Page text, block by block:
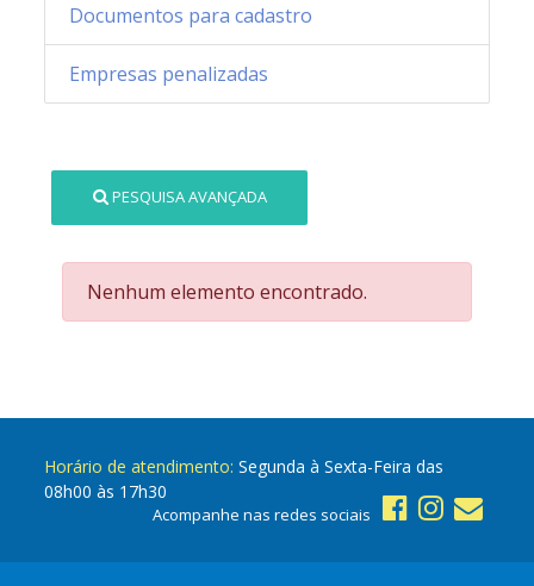
Documentos para cadastro
Empresas penalizadas
PESQUISA AVANÇADA
Nenhum elemento encontrado.
Horário de atendimento: Segunda à Sexta-Feira das
08h00 às 17h30
Acompanhe nas redes sociais